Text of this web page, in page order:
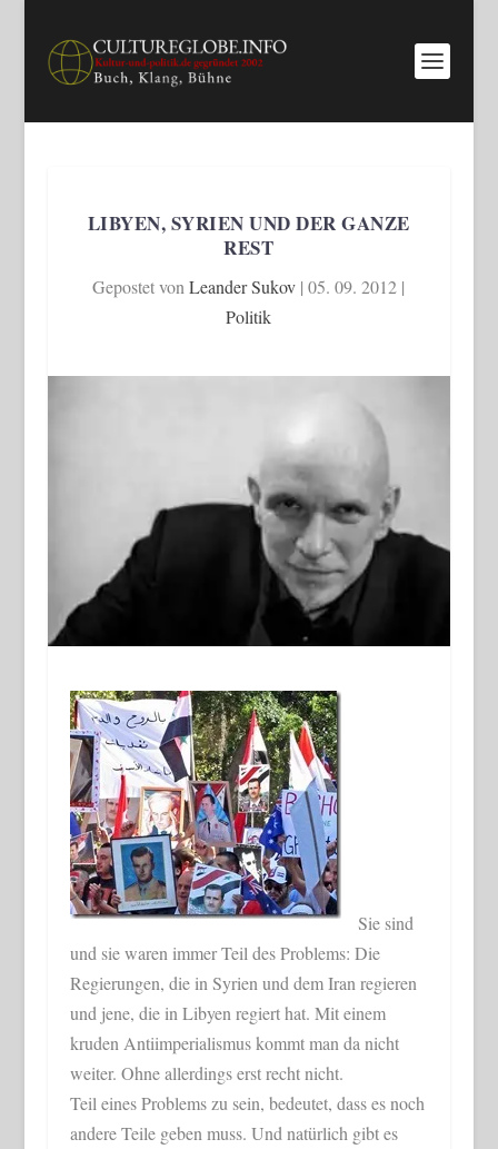
LIBYEN, SYRIEN UND DER GANZE
REST
Gepostet vonLeander Sukov |05. 09. 2012 |
Politik
Sie sind
und sie waren immer Teil des Problems: Die
Regierungen, die in Syrien und dem Iran regieren
und jene, die in Libyen regiert hat. Mit einem
kruden Antiimperialismus kommt man da nicht
weiter. Ohne allerdings erst recht nicht.
Teil eines Problems zu sein, bedeutet, dass es noch
andere Teile geben muss. Und natürlich gibt es